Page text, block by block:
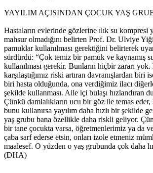
YAYILIM AÇISINDAN ÇOCUK YAŞ
Hastaların evlerinde gözlerine ılık su kompresi
mahsur olmadığını belirten Prof. Dr. Ulviye
pamuklar kullanılması gerektiğini belirterek
sürdürdü: “Çok temiz bir pamuk ve kaynamış
kullanılması gerekir. Bunların hiçbir zararı
karşılaştığımız riski artıran davranışlardan biri
biri hasta olduğunda, ona verdiğimiz ilacı
şekilde kullanması. Aile içi bulaşı hızlandıran
Çünkü damlalıkların ucu bir göz ile temas
bunu kullanırsa yayılım daha hızlı bir şekilde
yaş grubu bana özellikle daha riskli geliyor.
bir tane çocukta varsa, öğretmenlerimiz ya da
çaba sarf ederse etsin, onları izole etmeniz
maalesef. O yüzden o yaş grubunda çok daha
(DHA)